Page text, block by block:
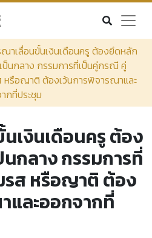
าเลื่อนขั้นเงินเดือนครู ต้องยึดหลัก
ป็นกลาง กรรมการที่เป็นคู่กรณี คู่
หรือญาติ ต้องเว้นการพิจารณาและ
กที่ประชุม
เงินเดือนครู ต้อง
กลาง กรรมการที่
ส หรือญาติ ต้อง
และออกจากที่